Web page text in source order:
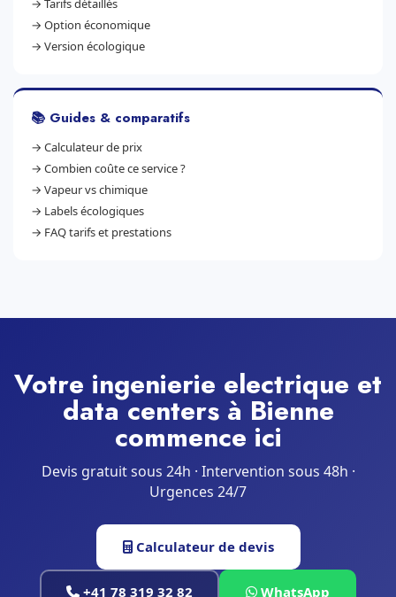
→ Tarifs détaillés
→ Option économique
→ Version écologique
📚 Guides & comparatifs
→ Calculateur de prix
→ Combien coûte ce service ?
→ Vapeur vs chimique
→ Labels écologiques
→ FAQ tarifs et prestations
Votre ingenierie electrique et
data centers à Bienne
commence ici
Devis gratuit sous 24h · Intervention sous 48h ·
Urgences 24/7
Calculateur de devis
+41 78 319 32 82 WhatsApp